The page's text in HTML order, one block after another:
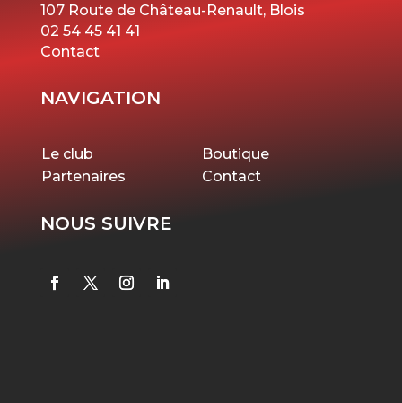
107 Route de Château-Renault, Blois
02 54 45 41 41
Contact
NAVIGATION
Le club
Boutique
Partenaires
Contact
NOUS SUIVRE